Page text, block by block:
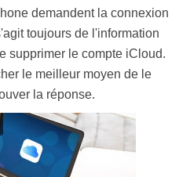
demandent la connexion
toujours de l'information
supprimer le compte iCloud.
le meilleur moyen de le
la réponse.